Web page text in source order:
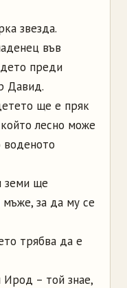
звезда.
във
преди
Давид.
ще е пряк
лесно може
воденото
земи ще
за да му се
трябва да е
– той знае,